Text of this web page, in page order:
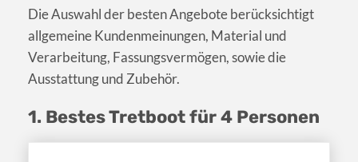
Die Auswahl der besten Angebote berücksichtigt
allgemeine Kundenmeinungen, Material und
Verarbeitung, Fassungsvermögen, sowie die
Ausstattung und Zubehör.
1. Bestes Tretboot für 4 Personen